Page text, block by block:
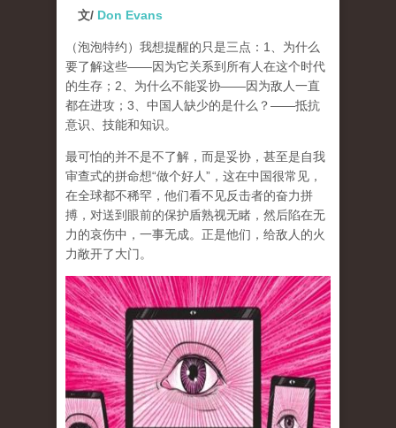
文/ Don Evans
（泡泡特约） 我想提醒的只是三点：1、为什么
要了解这些——因为它关系到所有人在这个时代
的生存；2、为什么不能妥协——因为敌人一直
都在进攻；3、中国人缺少的是什么？——抵抗
意识、技能和知识。
最可怕的并不是不了解，而是妥协，甚至是自我
审查式的拼命想“做个好人”，这在中国很常见，
在全球都不稀罕，他们看不见反击者的奋力拼
搏，对送到眼前的保护盾熟视无睹，然后陷在无
力的哀伤中，一事无成。正是他们，给敌人的火
力敞开了大门。